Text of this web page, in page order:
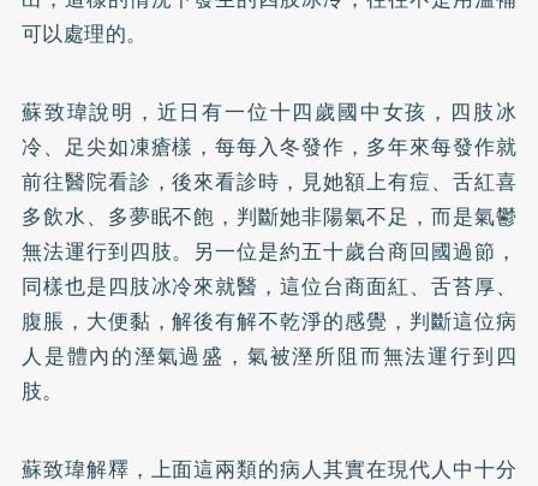
可以處理的。
蘇致瑋說明，近日有一位十四歲國中女孩，四肢冰
冷、足尖如凍瘡樣，每每入冬發作，多年來每發作就
前往醫院看診，後來看診時，見她額上有痘、舌紅喜
多飲水、多夢眠不飽，判斷她非陽氣不足，而是氣鬱
無法運行到四肢。另一位是約五十歲台商回國過節，
同樣也是四肢冰冷來就醫，這位台商面紅、舌苔厚、
腹脹，大便黏，解後有解不乾淨的感覺，判斷這位病
人是體內的溼氣過盛，氣被溼所阻而無法運行到四
肢。
蘇致瑋解釋，上面這兩類的病人其實在現代人中十分